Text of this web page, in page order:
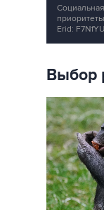
Erid:
Выбор